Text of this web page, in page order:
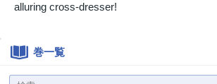
alluring cross-dresser!
巻一覧